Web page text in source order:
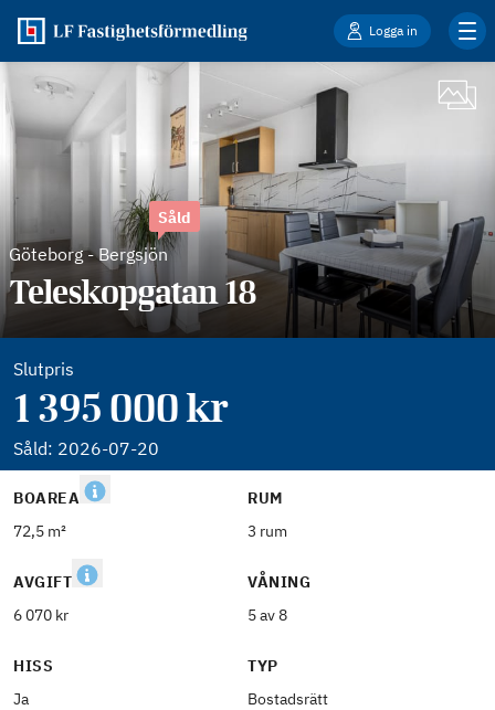
Logga in
Göteborg-Bergsjön
Såld
Teleskopgatan 18
Slutpris
1 395 000 kr
Såld: 2026-07-20
BOAREA
72,5 m²
RUM
3 rum
AVGIFT
6 070 kr
VÅNING
5 av 8
HISS
Ja
TYP
Bostadsrätt